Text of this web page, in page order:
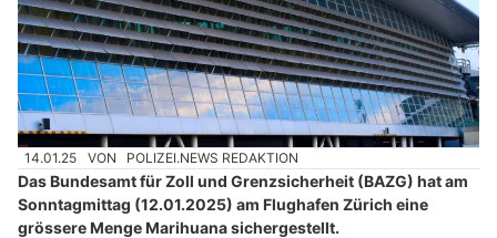
14.01.25 VON POLIZEI.NEWS REDAKTION
Das Bundesamt für Zoll und Grenzsicherheit (BAZG) hat am
Sonntagmittag (12.01.2025) am Flughafen Zürich eine
grössere Menge Marihuana sichergestellt.